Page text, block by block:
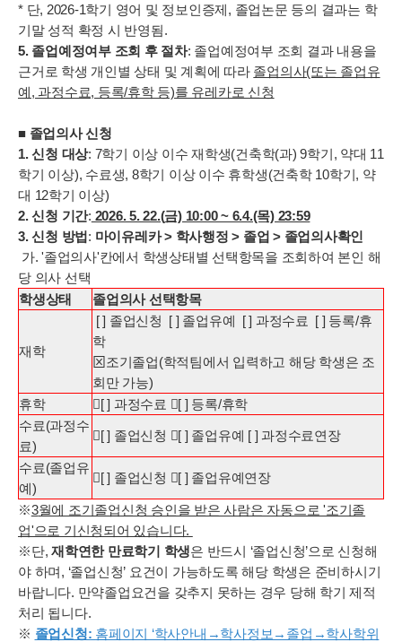
* 단, 2026-1학기 영어 및 정보인증제, 졸업논문 등의 결과는 학
기말 성적 확정 시 반영됨.
5. 졸업예정여부 조회 후 절차: 졸업예정여부 조회 결과 내용을
근거로 학생 개인별 상태 및 계획에 따라 졸업의사(또는 졸업유
예, 과정수료, 등록/휴학 등)를 유레카로 신청
■ 졸업의사 신청
1.신청 대상: 7학기 이상 이수 재학생(건축학(과) 9학기, 약대 11
학기 이상), 수료생, 8학기 이상 이수 휴학생(건축학 10학기, 약
대 12학기 이상)
2.신청 기간: 2026. 5. 22.(금) 10:00 ~ 6.4.(목) 23:59
3.신청 방법: 마이유레카 > 학사행정 > 졸업 > 졸업의사확인
가. '졸업의사'칸에서 학생상태별 선택항목을 조회하여 본인 해
당 의사 선택
학생상태
졸업의사 선택항목
재학
[ ] 졸업신청 [ ] 졸업유예 [ ] 과정수료 [ ] 등록/휴
학
⊠조기졸업(학적팀에서 입력하고 해당 학생은 조
회만 가능)
휴학
󰋯[ ] 과정수료 󰋯[ ] 등록/휴학
수료(과정수
료)
󰋯[ ] 졸업신청 󰋯[ ] 졸업유예 [ ] 과정수료연장
수료(졸업유
예)
󰋯[ ] 졸업신청 󰋯[ ] 졸업유예연장
※3월에 조기졸업신청 승인을 받은 사람은 자동으로 '조기졸
업'으로 기신청되어 있습니다.
※단,재학연한 만료학기 학생은 반드시 ‘졸업신청’으로 신청해
야 하며, ‘졸업신청’ 요건이 가능하도록 해당 학생은 준비하시기
바랍니다. 만약졸업요건을 갖추지 못하는 경우 당해 학기 제적
처리 됩니다.
※ 졸업신청: 홈페이지 ‘학사안내→학사정보→졸업→학사학위